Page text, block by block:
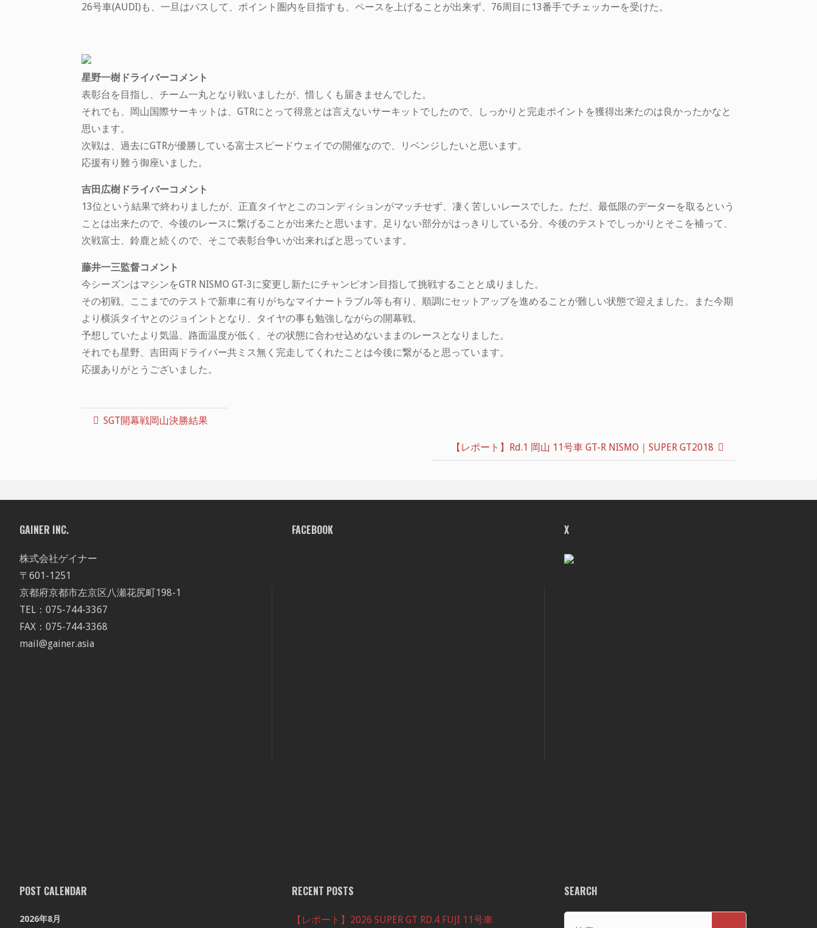
26号車(AUDI)も、一旦はパスして、ポイント圏内を目指すも、ペースを上げることが出来ず、76周目に13番手でチェッカーを受けた。
星野一樹ドライバーコメント
表彰台を目指し、チーム一丸となり戦いましたが、惜しくも届きませんでした。
それでも、岡山国際サーキットは、GTRにとって得意とは言えないサーキットでしたので、しっかりと完走ポイントを獲得出来たのは良かったかなと
思います。
次戦は、過去にGTRが優勝している富士スピードウェイでの開催なので、リベンジしたいと思います。
応援有り難う御座いました。
吉田広樹ドライバーコメント
13位という結果で終わりましたが、正直タイヤとこのコンディションがマッチせず、凄く苦しいレースでした。ただ、最低限のデーターを取るという
ことは出来たので、今後のレースに繋げることが出来たと思います。足りない部分がはっきりしている分、今後のテストでしっかりとそこを補って、
次戦富士、鈴鹿と続くので、そこで表彰台争いが出来ればと思っています。
藤井一三監督コメント
今シーズンはマシンをGTR NISMO GT-3に変更し新たにチャンピオン目指して挑戦することと成りました。
その初戦、ここまでのテストで新車に有りがちなマイナートラブル等も有り、順調にセットアップを進めることが難しい状態で迎えました。また今期
より横浜タイヤとのジョイントとなり、タイヤの事も勉強しながらの開幕戦。
予想していたより気温、路面温度が低く、その状態に合わせ込めないままのレースとなりました。
それでも星野、吉田両ドライバー共ミス無く完走してくれたことは今後に繋がると思っています。
応援ありがとうございました。
SGT開幕戦岡山決勝結果
【レポート】Rd.1 岡山 11号車 GT-R NISMO｜SUPER GT2018
GAINER INC.
株式会社ゲイナー
〒601-1251
京都府京都市左京区八瀬花尻町198-1
TEL：075-744-3367
FAX：075-744-3368
mail@gainer.asia
FACEBOOK X
POST CALENDAR
2026年8月
RECENT POSTS
【レポート】2026 SUPER GT RD.4 FUJI 11号車
SEARCH